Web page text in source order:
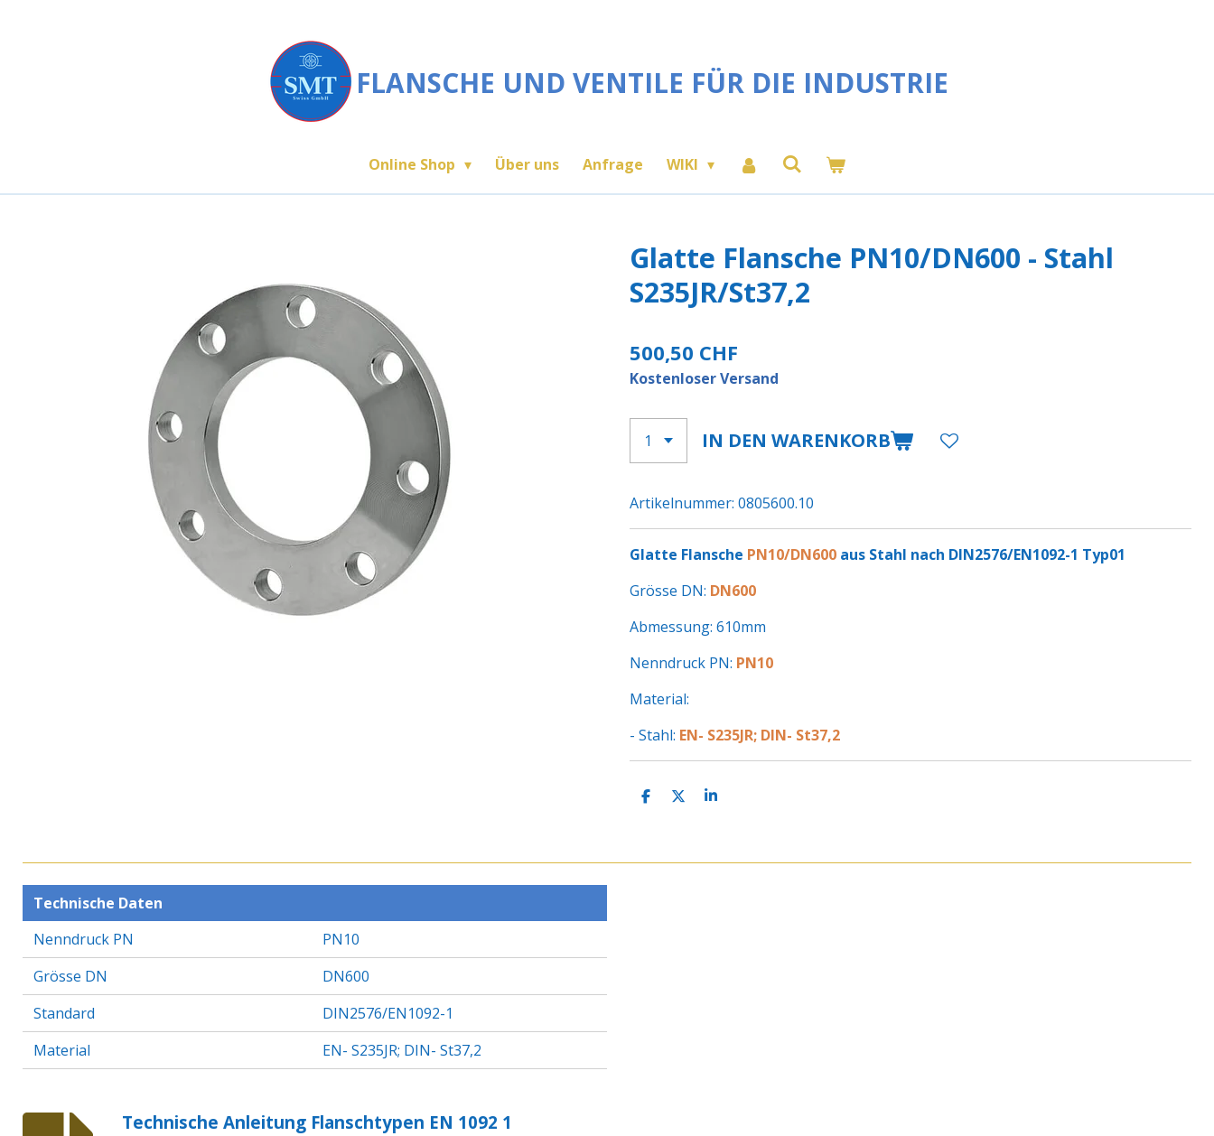
FLANSCHE UND VENTILE FÜR DIE INDUSTRIE
Online Shop Über uns Anfrage WIKI
Glatte Flansche PN10/DN600 - Stahl
S235JR/St37,2
500,50 CHF
Kostenloser Versand
IN DEN WARENKORB
Artikelnummer: 0805600.10
Glatte Flansche PN10/DN600 aus Stahl nach DIN2576/EN1092-1 Typ01
Grösse DN: DN600
Abmessung: 610mm
Nenndruck PN: PN10
Material:
- Stahl: EN- S235JR; DIN- St37,2
T
E
T
E
T
E
Technische Daten
Nenndruck PN
PN10
Grösse DN
DN600
Standard
DIN2576/EN1092-1
Material
EN- S235JR; DIN- St37,2
Technische Anleitung Flanschtypen EN 1092 1